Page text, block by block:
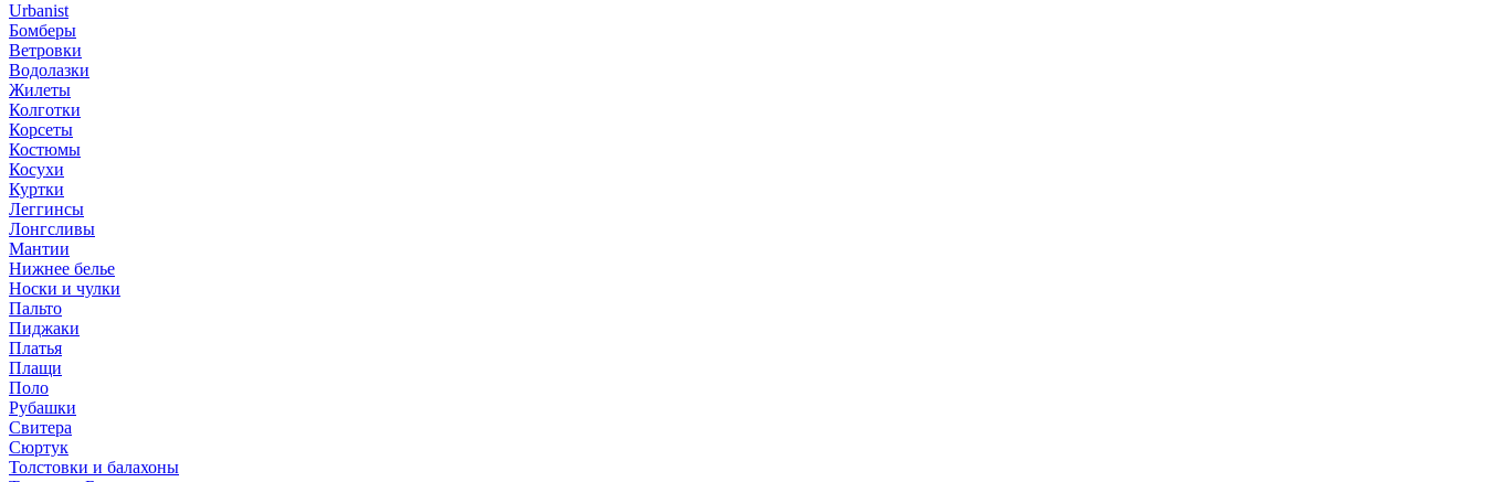
Urbanist
Бомберы
Ветровки
Водолазки
Жилеты
Колготки
Корсеты
Костюмы
Косухи
Куртки
Леггинсы
Лонгсливы
Мантии
Нижнее белье
Носки и чулки
Пальто
Пиджаки
Платья
Плащи
Поло
Рубашки
Свитера
Сюртук
Толстовки и балахоны